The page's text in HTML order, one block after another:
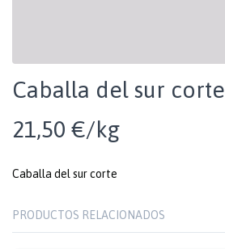
Caballa del sur corte
21,50 €/kg
Caballa del sur corte
PRODUCTOS RELACIONADOS